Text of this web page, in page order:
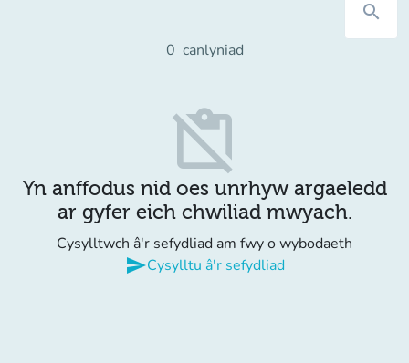
search
0 canlyniad
content_paste_off
Yn anffodus nid oes unrhyw argaeledd
ar gyfer eich chwiliad mwyach.
Cysylltwch â'r sefydliad am fwy o wybodaeth
sendCysylltu â'r sefydliad